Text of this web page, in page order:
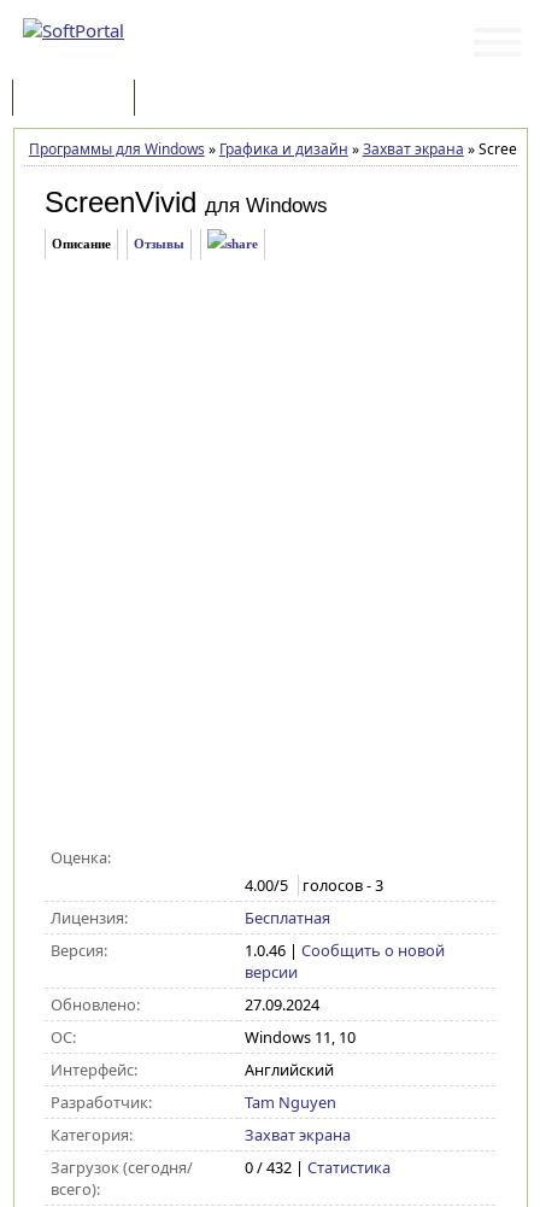
Программы для Windows » Графика и дизайн »Захват экрана »
ScreenVivid для Windows
Описание Отзывы
Оценка:
4.00/5 голосов -3
Лицензия:
Бесплатная
Версия:
1.0.46| Сообщить о новой
версии
Обновлено:
27.09.2024
ОС:
Windows 11, 10
Интерфейс:
Английский
Разработчик:
Tam Nguyen
Категория:
Захват экрана
Загрузок (сегодня/
всего):
0 / 432 | Статистика